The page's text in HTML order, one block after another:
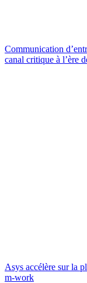
Communication
canal critique à l’ère
Asys accélère sur la
m-work